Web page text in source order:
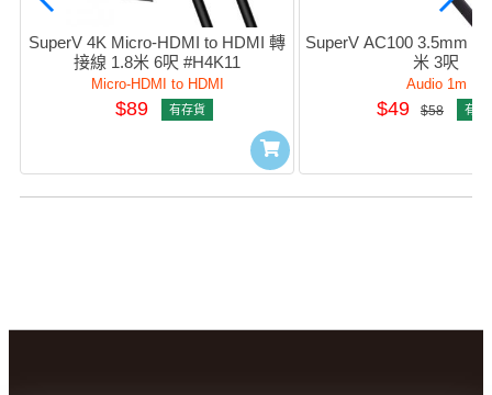
SuperV 4K Micro-HDMI to HDMI 轉
接線 1.8米 6呎 #H4K11
Micro-HDMI to HDMI
$89 有存貨
SuperV AC100 3.5mm
米 3呎
Audio 1m
$49 $58 有存